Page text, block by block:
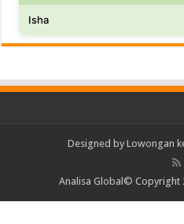
Isha
Designed by Lowongan
Analisa Global© Copyright